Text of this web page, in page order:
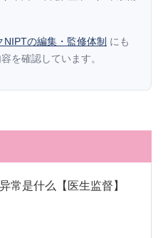
NIPTの編集・監修体制 にも
を確認しています。
常是什么【医生监督】